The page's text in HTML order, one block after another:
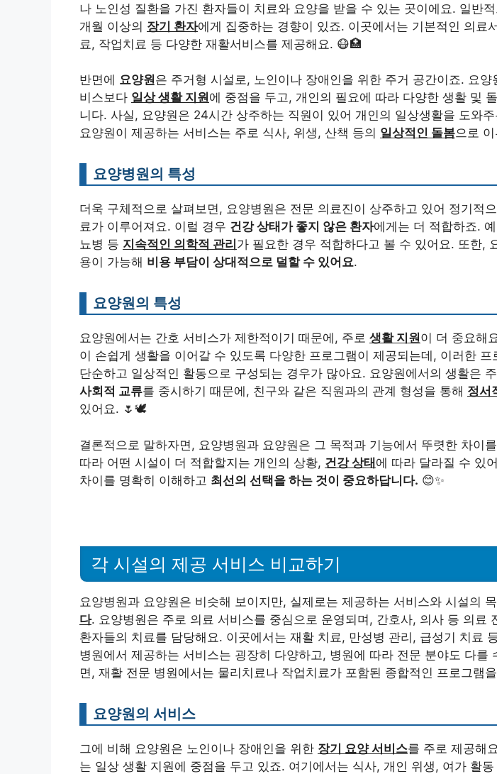
나 노인성 질환을 가진 환자들이 치료와 요양을 받을 수 있는 곳이에요. 일반
개월 이상의 장기 환자에게 집중하는 경향이 있죠. 이곳에서는 기본적인 의료
료, 작업치료 등 다양한 재활서비스를 제공해요. 😷🏥
반면에 요양원은 주거형 시설로, 노인이나 장애인을 위한 주거 공간이죠. 요양
비스보다 일상 생활 지원에 중점을 두고, 개인의 필요에 따라 다양한 생활 및
니다. 사실, 요양원은 24시간 상주하는 직원이 있어 개인의 일상생활을 도와
요양원이 제공하는 서비스는 주로 식사, 위생, 산책 등의 일상적인 돌봄으로
요양병원의 특성
더욱 구체적으로 살펴보면, 요양병원은 전문 의료진이 상주하고 있어 정기적
료가 이루어져요. 이럴 경우 건강 상태가 좋지 않은 환자에게는 더 적합하죠.
뇨병 등 지속적인 의학적 관리 가 필요한 경우 적합하다고 볼 수 있어요. 또한,
용이 가능해 비용 부담이 상대적으로 덜할 수 있어요.
요양원의 특성
요양원에서는 간호 서비스가 제한적이기 때문에, 주로 생활 지원이 더 중요해
이 손쉽게 생활을 이어갈 수 있도록 다양한 프로그램이 제공되는데, 이러한 프
단순하고 일상적인 활동으로 구성되는 경우가 많아요. 요양원에서의 생활은
사회적 교류를 중시하기 때문에, 친구와 같은 직원과의 관계 형성을 통해 정서
있어요. 🌷🕊️
결론적으로 말하자면, 요양병원과 요양원은 그 목적과 기능에서 뚜렷한 차이
따라 어떤 시설이 더 적합할지는 개인의 상황, 건강 상태에 따라 달라질 수 있
차이를 명확히 이해하고 최선의 선택을 하는 것이 중요하답니다. 😊✨
각 시설의 제공 서비스 비교하기
요양병원과 요양원은 비슷해 보이지만, 실제로는 제공하는 서비스와 시설의
다. 요양병원은 주로 의료 서비스를 중심으로 운영되며, 간호사, 의사 등 의료
환자들의 치료를 담당해요. 이곳에서는 재활 치료, 만성병 관리, 급성기 치료
병원에서 제공하는 서비스는 굉장히 다양하고, 병원에 따라 전문 분야도 다를
면, 재활 전문 병원에서는 물리치료나 작업치료가 포함된 종합적인 프로그램
요양원의 서비스
그에 비해 요양원은 노인이나 장애인을 위한 장기 요양 서비스를 주로 제공해
는 일상 생활 지원에 중점을 두고 있죠. 여기에서는 식사, 개인 위생, 여가 활